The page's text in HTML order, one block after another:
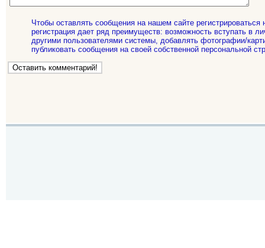
Чтобы оставлять сообщения на нашем сайте регистрироваться
регистрация дает ряд преимуществ: возможность вступать в
другими пользователями системы, добавлять фотографии/
публиковать сообщения на своей собственной персональной